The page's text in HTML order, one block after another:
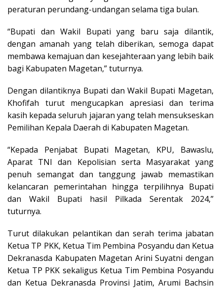
peraturan perundang-undangan selama tiga bulan.
“Bupati dan Wakil Bupati yang baru saja dilantik,
dengan amanah yang telah diberikan, semoga dapat
membawa kemajuan dan kesejahteraan yang lebih baik
bagi Kabupaten Magetan,” tuturnya.
Dengan dilantiknya Bupati dan Wakil Bupati Magetan,
Khofifah turut mengucapkan apresiasi dan terima
kasih kepada seluruh jajaran yang telah mensukseskan
Pemilihan Kepala Daerah di Kabupaten Magetan.
“Kepada Penjabat Bupati Magetan, KPU, Bawaslu,
Aparat TNI dan Kepolisian serta Masyarakat yang
penuh semangat dan tanggung jawab memastikan
kelancaran pemerintahan hingga terpilihnya Bupati
dan Wakil Bupati hasil Pilkada Serentak 2024,”
tuturnya.
Turut dilakukan pelantikan dan serah terima jabatan
Ketua TP PKK, Ketua Tim Pembina Posyandu dan Ketua
Dekranasda Kabupaten Magetan Arini Suyatni dengan
Ketua TP PKK sekaligus Ketua Tim Pembina Posyandu
dan Ketua Dekranasda Provinsi Jatim, Arumi Bachsin